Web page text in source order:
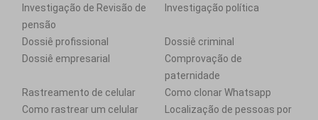
Investigação de Revisão de
pensão
Investigação política
Dossiê profissional
Dossiê criminal
Dossiê empresarial
Comprovação de
paternidade
Rastreamento de celular
Como clonar Whatsapp
Como rastrear um celular
Localização de pessoas por